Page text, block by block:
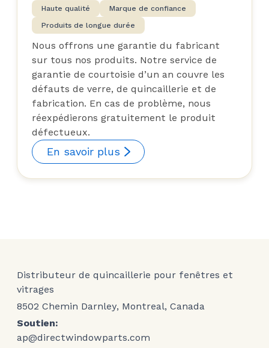
Haute qualité
Marque de confiance
Produits de longue durée
Nous offrons une garantie du fabricant
sur tous nos produits. Notre service de
garantie de courtoisie d’un an couvre les
défauts de verre, de quincaillerie et de
fabrication. En cas de problème, nous
réexpédierons gratuitement le produit
défectueux.
En savoir plus
Distributeur de quincaillerie pour fenêtres et
vitrages
8502 Chemin Darnley, Montreal, Canada
Soutien:
ap@directwindowparts.com